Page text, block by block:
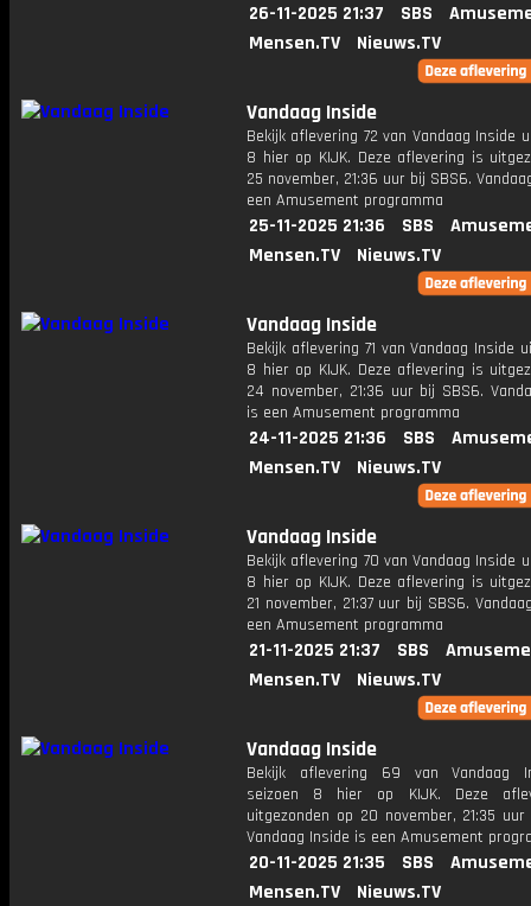
26-11-2025 21:37 SBS
Mensen.TV
Nieuws.TV
Vandaag Inside
Bekijk aflevering 72 van Vandaag Inside
8 hier op KIJK. Deze aflevering is
25 november, 21:36 uur bij SBS6.
een Amusement programma
25-11-2025 21:36 SBS
Mensen.TV
Nieuws.TV
Vandaag Inside
Bekijk aflevering 71 van Vandaag Inside
8 hier op KIJK. Deze aflevering is
24 november, 21:36 uur bij SBS6.
is een Amusement programma
24-11-2025 21:36 SBS
Mensen.TV
Nieuws.TV
Vandaag Inside
Bekijk aflevering 70 van Vandaag Inside
8 hier op KIJK. Deze aflevering is
21 november, 21:37 uur bij SBS6.
een Amusement programma
21-11-2025 21:37 SBS
Mensen.TV
Nieuws.TV
Vandaag Inside
Bekijk aflevering 69 van Vandaag
seizoen 8 hier op KIJK. Deze
uitgezonden op 20 november, 21:35
Vandaag Inside is een Amusement
20-11-2025 21:35 SBS
Mensen.TV
Nieuws.TV